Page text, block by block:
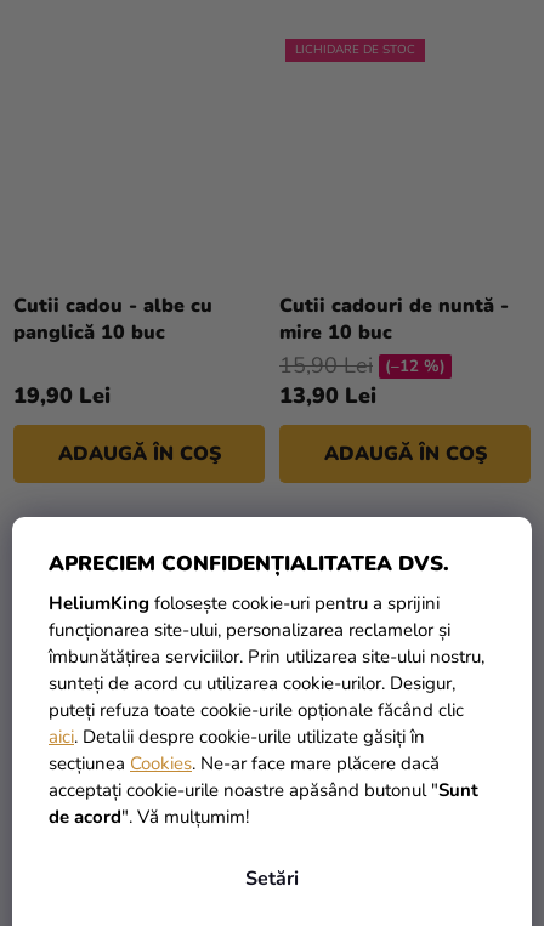
APRECIEM CONFIDENȚIALITATEA DVS.
HeliumKing folosește cookie-uri pentru a sprijini
funcționarea site-ului, personalizarea reclamelor și
îmbunătățirea serviciilor. Prin utilizarea site-ului nostru,
sunteți de acord cu utilizarea cookie-urilor. Desigur,
puteți refuza toate cookie-urile opționale făcând clic
aici. Detalii despre cookie-urile utilizate găsiți în
secțiunea Cookies. Ne-ar face mare plăcere dacă
acceptați cookie-urile noastre apăsând butonul "Sunt
de acord". Vă mulțumim!
Setări
Cutii cadou - albe cu
panglică 10 buc
19,90 Lei
ADAUGĂ ÎN COŞ
LICHIDARE DE STOC
Cutii cadouri de nuntă -
mire 10 buc
13,90 Lei
15,90 Lei (–12 %)
ADAUGĂ ÎN COŞ
Cutii pentru cadouri de
nuntă - Mireasă 10 buc
Cuţit şi paletă pentru tort
49,90 Lei